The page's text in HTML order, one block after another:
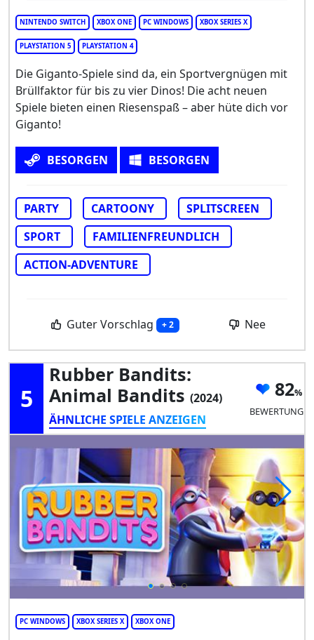
NINTENDO SWITCH XBOX ONE PC WINDOWS XBOX SERIES X
PLAYSTATION 5 PLAYSTATION 4
Die Giganto-Spiele sind da, ein Sportvergnügen mit
Brüllfaktor für bis zu vier Dinos! Die acht neuen
Spiele bieten einen Riesenspaß – aber hüte dich vor
Giganto!
BESORGEN BESORGEN
PARTY CARTOONY
SPLITSCREEN
SPORT
FAMILIENFREUNDLICH
ACTION-ADVENTURE
Guter Vorschlag + 2 Nee
5
Rubber Bandits:
Animal Bandits (2024)
ÄHNLICHE SPIELE ANZEIGEN
82
BEWERTUNG
PC WINDOWS XBOX SERIES X XBOX ONE